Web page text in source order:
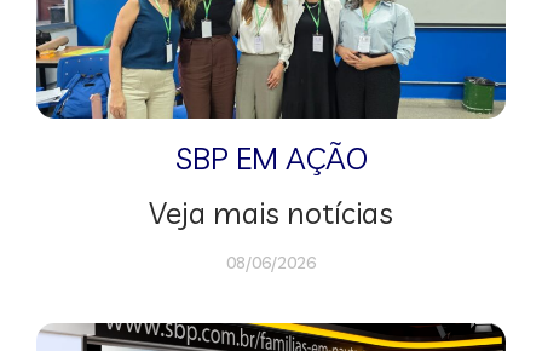
SBP EM AÇÃO
Veja mais notícias
08/06/2026